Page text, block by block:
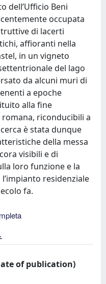
dell’Ufficio Beni
occupata
di lacerti
affioranti nella
in un vigneto
del lago
da alcuni muri di
a epoche
alla fine
riconducibili a
è stata dunque
della messa
visibili e di
loro funzione e la
residenziale
fa.
of publication)